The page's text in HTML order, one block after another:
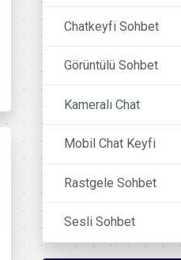
Chatkeyfi Sohbet
Görüntülü Sohbet
Kameralı Chat
Mobil Chat Keyfi
Rastgele Sohbet
Sesli Sohbet